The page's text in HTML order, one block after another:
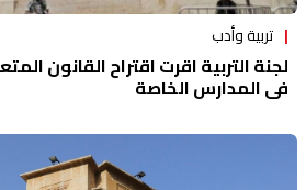
تربية وأدب
لجنة التربية اقرت اقتراح القانون
في المدارس الخاصة